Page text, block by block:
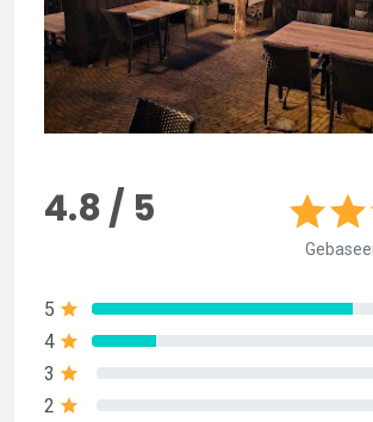
4.8 / 5
5
4
3
2